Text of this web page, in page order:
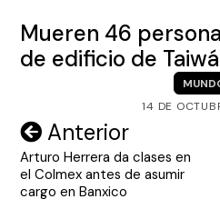
Mueren 46
de edificio de
14 DE
Navegación
de
entradas
Anterior
Arturo Herrera da clases en
el Colmex antes de asumir
cargo en Banxico